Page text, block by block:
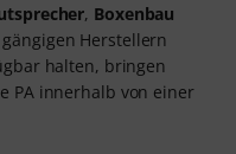
, Boxenbau
Herstellern
halten, bringen
PA innerhalb von einer